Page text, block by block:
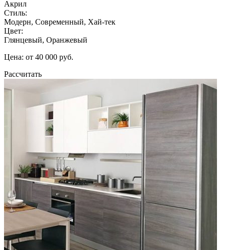
Акрил
Стиль:
Модерн, Современный, Хай-тек
Цвет:
Глянцевый, Оранжевый
Цена: от 40 000 руб.
Рассчитать